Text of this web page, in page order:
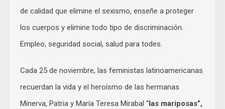
de calidad que elimine el sexismo, enseñe a proteger
los cuerpos y elimine todo tipo de discriminación.
Empleo, seguridad social, salud para todes.
Cada 25 de noviembre, las feministas latinoamericanas
recuerdan la vida y el heroísmo de las hermanas
Minerva, Patria y María Teresa Mirabal “las mariposas”,